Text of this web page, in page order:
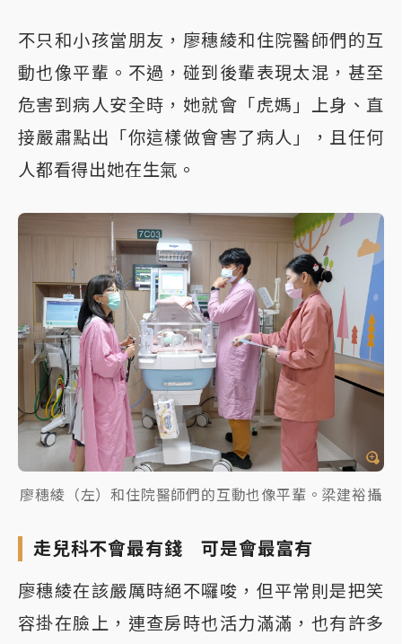
不只和小孩當朋友，廖穗綾和住院醫師們的互
動也像平輩。不過，碰到後輩表現太混，甚至
危害到病人安全時，她就會「虎媽」上身、直
接嚴肅點出「你這樣做會害了病人」，且任何
人都看得出她在生氣。
廖穗綾（左）和住院醫師們的互動也像平輩。梁建裕攝
走兒科不會最有錢 可是會最富有
廖穗綾在該嚴厲時絕不囉唆，但平常則是把笑
容掛在臉上，連查房時也活力滿滿，也有許多